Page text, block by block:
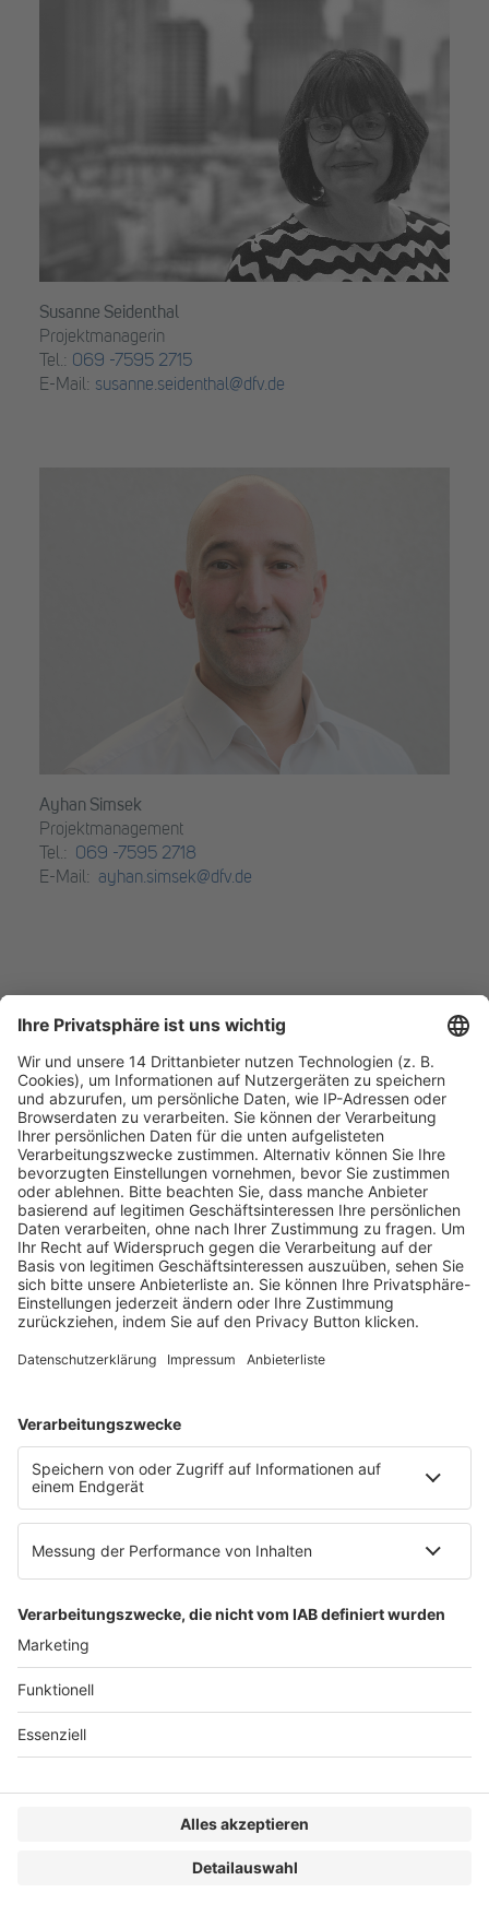
Susanne Seidenthal
Projektmanagerin
Tel.: 069 -7595 2715
E-Mail: susanne.seidenthal@dfv.de
Ayhan Simsek
Projektmanagement
Tel.: 069 -7595 2718
E-Mail: ayhan.simsek@dfv.de
Anfahrt
Veranstaltungsreihe
10. September 2026 | Frankfurt
17. September 2026 | München
24. September 2026 | Berlin
Ganghoferstraße 33 | 80339 München
Berlin
ADVANT Beiten
Lützowplatz 10 | 10785 Berlin
Frankfurt
ADVANT Beiten
Mainzer Landstraße 36 | 60325 Frankfurt
unserer Veranstaltung: